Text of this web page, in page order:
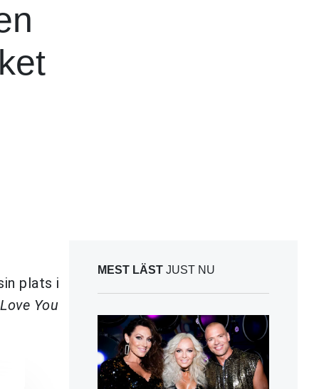
plats i
You
MEST LÄST JUST NU